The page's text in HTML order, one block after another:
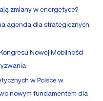
zmiany w energetyce?
agenda dla strategicznych
Nowej Mobilności
w Polsce w
nowym fundamentem dla